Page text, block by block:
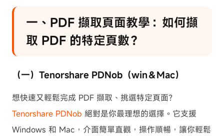
一、PDF 擷取頁面教學：如何擷
取 PDF 的特定頁數？
（一）Tenorshare PDNob（win＆Mac）
想快速又輕鬆完成 PDF 擷取、挑選特定頁面？
Tenorshare PDNob 絕對是你最理想的選擇。它支援
Windows 和 Mac，介面簡單直觀，操作順暢，讓你輕鬆